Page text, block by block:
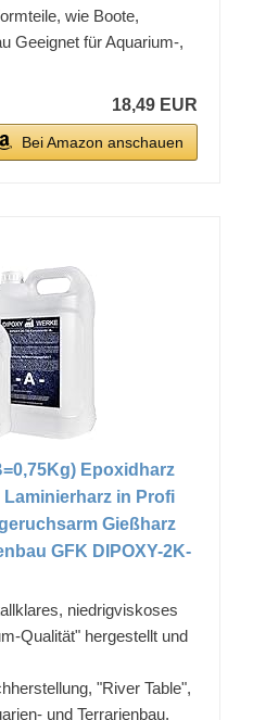
wie Boote,
Geeignet für Aquarium-,
18,49 EUR
Bei Amazon anschauen
Epoxidharz
Laminierharz in Profi
Gießharz
GFK DIPOXY-2K-
niedrigviskoses
Qualität" hergestellt und
"River Table",
und Terrarienbau,